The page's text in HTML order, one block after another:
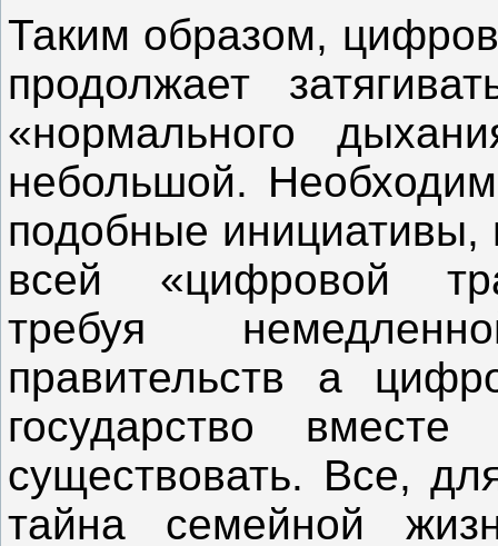
Таким образом,
продолжает
«нормального
небольшой.
подобные инициативы,
всей «цифровой
требуя
правительств а
государство
существовать. Все,
тайна семейной